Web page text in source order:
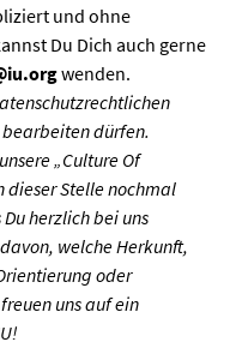
und ohne
Du Dich auch gerne
wenden.
dürfen.
„Culture Of
dieser Stelle nochmal
herzlich bei uns
welche Herkunft,
oder
uns auf ein